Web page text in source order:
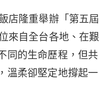
店隆重舉辦「第五屆
來自全台各地、在艱
同的生命歷程，但共
溫柔卻堅定地撐起一